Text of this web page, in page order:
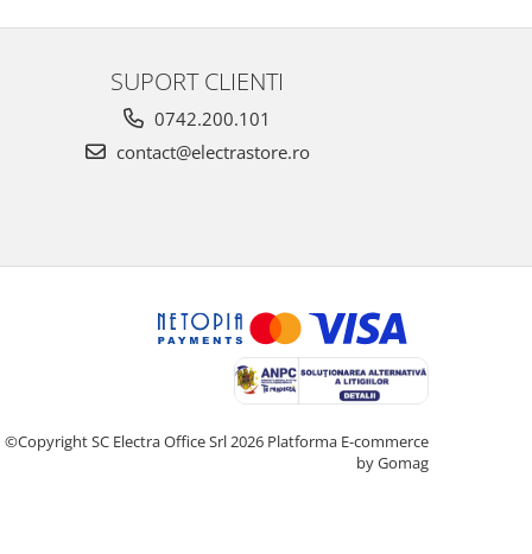
SUPORT CLIENTI
0742.200.101
contact@electrastore.ro
©Copyright SC Electra Office Srl 2026 Platforma E-commerce
by Gomag